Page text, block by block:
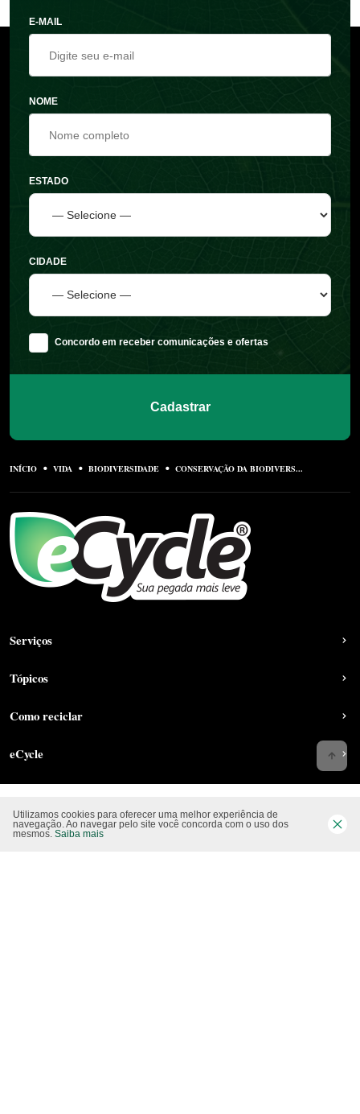
E-MAIL
NOME
ESTADO
CIDADE
Concordo em receber comunicações e ofertas
Cadastrar
INÍCIO VIDA BIODIVERSIDADE CONSERVAÇÃO DA BIODIVERS...
Serviços
Tópicos
Como reciclar
eCycle
Siga-nos nas rede sociais
Utilizamos cookies para oferecer uma melhor experiência de
navegação. Ao navegar pelo site você concorda com o uso dos
mesmos. Saiba mais